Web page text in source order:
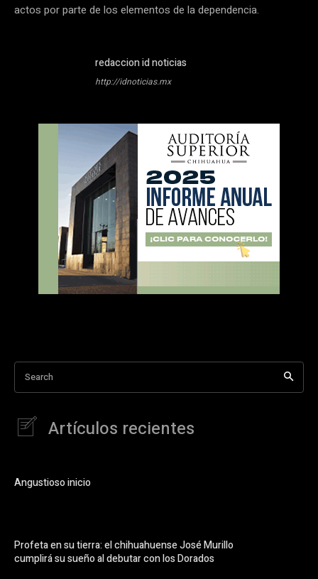
actos por parte de los elementos de la dependencia.
redaccion id noticias
http://idnoticias.mx
Search
Artículos recientes
Angustioso inicio
Profeta en su tierra: el chihuahuense José Murillo
cumplirá su sueño al debutar con los Dorados